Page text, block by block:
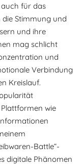
auch für das
die Stimmung und
und ihre
mag schlicht
und
Verbindung
Kreislauf.
wie
Battle“-
digitale Phänomen